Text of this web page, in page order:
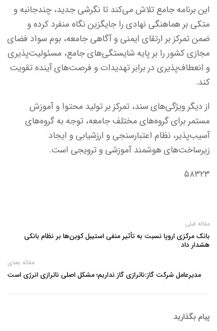
این برنامه جامع تلاش می‌کند تا نگرشی جدید، چندجانبه و
متکی بر هماهنگی نهادی را جایگزین نگاه منفرد کرده و
ضمن تمرکز بر ارتقای ایمنی و آگاهی جامعه، بوم سواد فضای
مجازی کشور را بر پایه شایستگی‌های جامع، مسئولیت‌پذیری
و انعطاف‌پذیری در برابر تهدیدات و فرصت‌های آینده تقویت
کند.
از دیگر ویژگی‌های سند، تمرکز بر تولید محتوا و آموزش
مستمر برای گروه‌های مختلف جامعه، توجه به گروه‌های
آسیب‌پذیر، نظام اعتبارسنجی و ارزشیابی و ایجاد
زیرساخت‌های هوشمند آموزشی و ترویجی است.
۵۸۳۲۳
مقاله قبلی
بانک مرکزی اروپا نسبت به تأثیر منفی استیبل کوین‌ها بر نظام بانکی
هشدار داد
مقاله بعدی
مدیرعامل شرکت گاز:ناترازی گاز نداریم؛ مشکل اصلی ناترازی انرژی است
پیام بگذارید